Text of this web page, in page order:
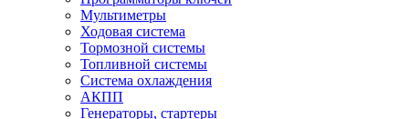
Мультиметры
Ходовая система
Тормозной системы
Топливной системы
Система охлаждения
АКПП
Генераторы, стартеры